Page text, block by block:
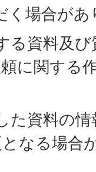
く場合があ
る資料及
に関する
た資料の
なる場合